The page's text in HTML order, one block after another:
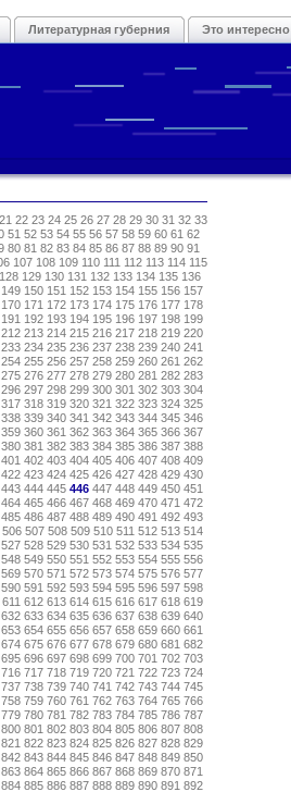
Литературная губерния Это интересно
21 22 23 24 25 26 27 28 29 30 31 32 33
51 52 53 54 55 56 57 58 59 60 61 62
80 81 82 83 84 85 86 87 88 89 90 91
107 108 109 110 111 112 113 114 115
128 129 130 131 132 133 134 135 136
149 150 151 152 153 154 155 156 157
170 171 172 173 174 175 176 177 178
191 192 193 194 195 196 197 198 199
212 213 214 215 216 217 218 219 220
233 234 235 236 237 238 239 240 241
254 255 256 257 258 259 260 261 262
275 276 277 278 279 280 281 282 283
296 297 298 299 300 301 302 303 304
317 318 319 320 321 322 323 324 325
338 339 340 341 342 343 344 345 346
359 360 361 362 363 364 365 366 367
380 381 382 383 384 385 386 387 388
401 402 403 404 405 406 407 408 409
422 423 424 425 426 427 428 429 430
443 444 445 446 447 448 449 450 451
464 465 466 467 468 469 470 471 472
485 486 487 488 489 490 491 492 493
506 507 508 509 510 511 512 513 514
527 528 529 530 531 532 533 534 535
548 549 550 551 552 553 554 555 556
569 570 571 572 573 574 575 576 577
590 591 592 593 594 595 596 597 598
611 612 613 614 615 616 617 618 619
632 633 634 635 636 637 638 639 640
653 654 655 656 657 658 659 660 661
674 675 676 677 678 679 680 681 682
695 696 697 698 699 700 701 702 703
716 717 718 719 720 721 722 723 724
737 738 739 740 741 742 743 744 745
758 759 760 761 762 763 764 765 766
779 780 781 782 783 784 785 786 787
800 801 802 803 804 805 806 807 808
821 822 823 824 825 826 827 828 829
842 843 844 845 846 847 848 849 850
863 864 865 866 867 868 869 870 871
884 885 886 887 888 889 890 891 892